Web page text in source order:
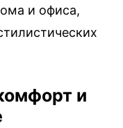
и офиса,
и